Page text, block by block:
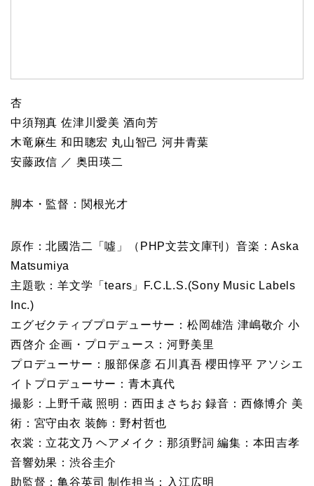
杏
中須翔真 佐津川愛美 酒向芳
木竜麻生 和田聰宏 丸山智己 河井青葉
安藤政信 ／ 奥田瑛二
脚本・監督：関根光才
原作：北國浩二「噓」（PHP文芸文庫刊）音楽：Aska
Matsumiya
主題歌：羊文学「tears」F.C.L.S.(Sony Music Labels
Inc.)
エグゼクティブプロデューサー：松岡雄浩 津嶋敬介 小
西啓介 企画・プロデュース：河野美里
プロデューサー：服部保彦 石川真吾 櫻田惇平 アソシエ
イトプロデューサー：青木真代
撮影：上野千蔵 照明：西田まさちお 録音：西條博介 美
術：宮守由衣 装飾：野村哲也
衣裳：立花文乃 ヘアメイク：那須野詞 編集：本田吉孝
音響効果：渋谷圭介
助監督：亀谷英司 制作担当：入江広明